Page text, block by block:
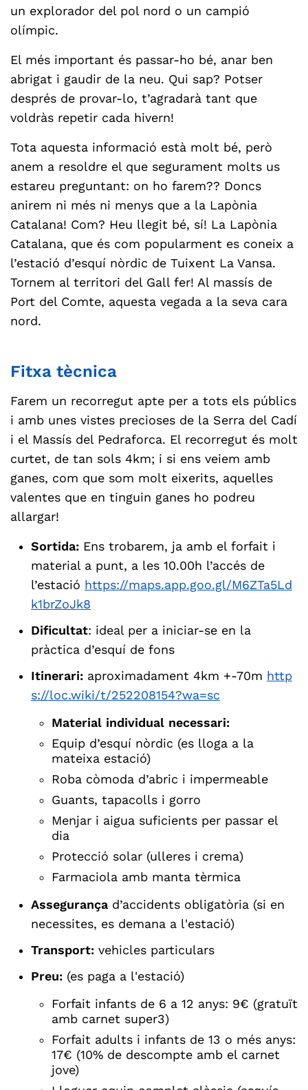
un explorador del pol nord o un campió
olímpic.
El més important és passar-ho bé, anar ben
abrigat i gaudir de la neu. Qui sap? Potser
després de provar-lo, t’agradarà tant que
voldràs repetir cada hivern!
Tota aquesta informació està molt bé, però
anem a resoldre el que segurament molts us
estareu preguntant: on ho farem?? Doncs
anirem ni més ni menys que a la Lapònia
Catalana! Com? Heu llegit bé, sí! La Lapònia
Catalana, que és com popularment es coneix a
l’estació d’esquí nòrdic de Tuixent La Vansa.
Tornem al territori del Gall fer! Al massís de
Port del Comte, aquesta vegada a la seva cara
nord.
Fitxa tècnica
Farem un recorregut apte per a tots els públics
i amb unes vistes precioses de la Serra del Cadí
i el Massís del Pedraforca. El recorregut és molt
curtet, de tan sols 4km; i si ens veiem amb
ganes, com que som molt eixerits, aquelles
valentes que en tinguin ganes ho podreu
allargar!
Sortida: Ens trobarem, ja amb el forfait i
material a punt, a les 10.00h l’accés de
l’estació https://maps.app.goo.gl/M6ZTa5Ld
k1brZoJk8
Dificultat: ideal per a iniciar-se en la
pràctica d’esquí de fons
Itinerari: aproximadament 4km +-70m http
s://loc.wiki/t/252208154?wa=sc
Material individual necessari:
Equip d’esquí nòrdic (es lloga a la
mateixa estació)
Roba còmoda d’abric i impermeable
Guants, tapacolls i gorro
Menjar i aigua suficients per passar el
dia
Protecció solar (ulleres i crema)
Farmaciola amb manta tèrmica
Assegurança d’accidents obligatòria (si en
necessites, es demana a l'estació)
Transport: vehicles particulars
Preu: (es paga a l'estació)
Forfait infants de 6 a 12 anys: 9€ (gratuït
amb carnet super3)
Forfait adults i infants de 13 o més anys:
17€ (10% de descompte amb el carnet
jove)